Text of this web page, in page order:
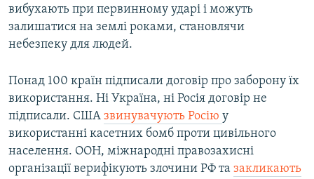
вибухають при первинному ударі і можуть
залишатися на землі роками, становлячи
небезпеку для людей.
Понад 100 країн підписали договір про заборону їх
використання. Ні Україна, ні Росія договір не
підписали. США звинувачують Росію у
використанні касетних бомб проти цивільного
населення. ООН, міжнародні правозахисні
організації верифікують злочини РФ та закликають